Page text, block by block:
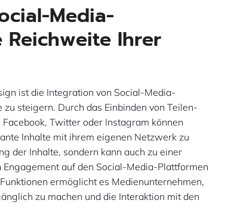
Media-
Ihrer
ist die Integration von Social-Media-
steigern. Durch das Einbinden von Teilen-
Twitter oder Instagram können
Inhalte mit ihrem eigenen Netzwerk zu
der Inhalte, sondern kann auch zu einer
auf den Social-Media-Plattformen
ermöglicht es Medienunternehmen,
zu machen und die Interaktion mit den